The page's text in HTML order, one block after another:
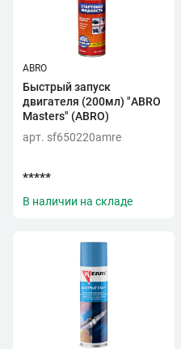
ABRO
Быстрый запуск
двигателя (200мл) "ABRO
Masters" (ABRO)
арт. sf650220amre
*****
В наличии на складе